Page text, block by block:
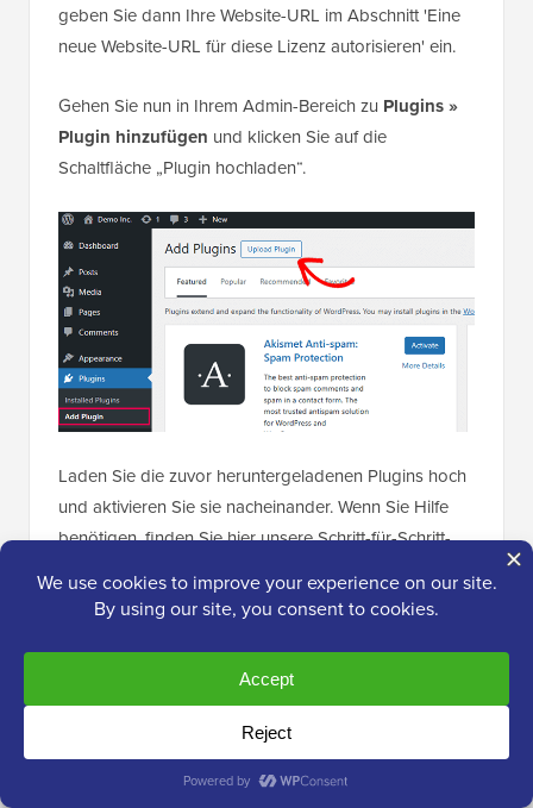
geben Sie dann Ihre Website-URL im Abschnitt 'Eine
neue Website-URL für diese Lizenz autorisieren' ein.
Gehen Sie nun in Ihrem Admin-Bereich zu Plugins »
Plugin hinzufügen und klicken Sie auf die
Schaltfläche „Plugin hochladen“.
Laden Sie die zuvor heruntergeladenen Plugins hoch
und aktivieren Sie sie nacheinander. Wenn Sie Hilfe
benötigen, finden Sie hier unsere Schritt-für-Schritt-
Schritt 2: TranslatePress einrichten
Nach der Aktivierung gehen Sie zu
TranslatePress, um mit der Konfiguration des Plugins